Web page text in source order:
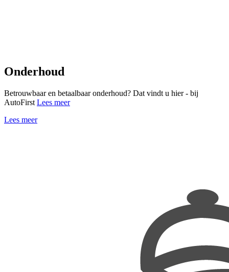
Onderhoud
Betrouwbaar en betaalbaar onderhoud? Dat vindt u hier - bij
AutoFirst Lees meer
Lees meer